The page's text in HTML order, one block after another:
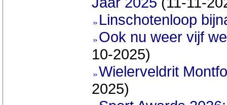
Linschotenloop
Ook nu weer vijf
10-2025)
Wielerveldrit
2025)